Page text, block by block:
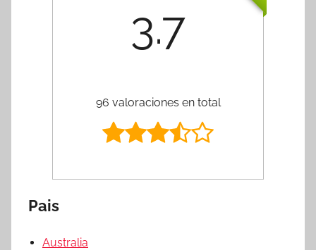
3.7
96 valoraciones en total
Pais
Australia